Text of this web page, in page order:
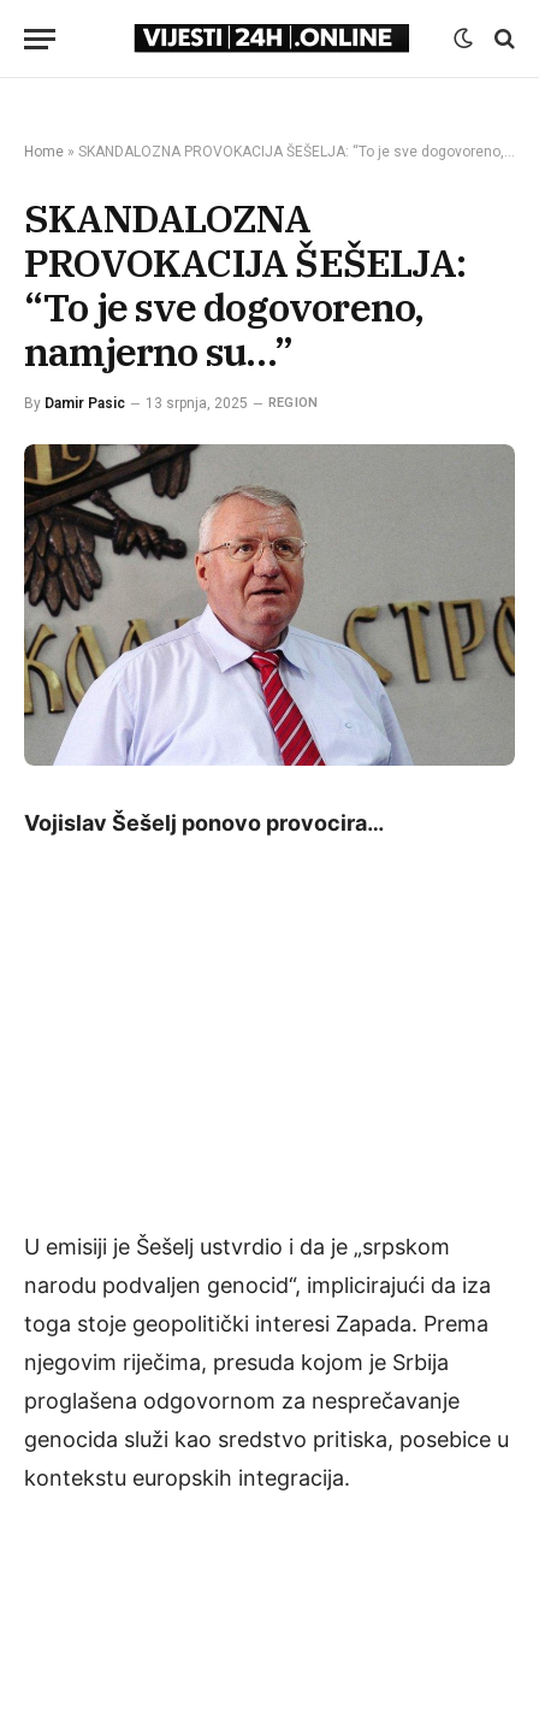
Home » SKANDALOZNA PROVOKACIJA ŠEŠELJA: “To je sve dogovoreno, namjerno su…”
SKANDALOZNA
PROVOKACIJA ŠEŠELJA:
“To je sve dogovoreno,
namjerno su…”
By Damir Pasic 13 srpnja, 2025 REGION
Vojislav Šešelj ponovo provocira…
U emisiji je Šešelj ustvrdio i da je „srpskom
narodu podvaljen genocid“, implicirajući da iza
toga stoje geopolitički interesi Zapada. Prema
njegovim riječima, presuda kojom je Srbija
proglašena odgovornom za nesprečavanje
genocida služi kao sredstvo pritiska, posebice u
kontekstu europskih integracija.